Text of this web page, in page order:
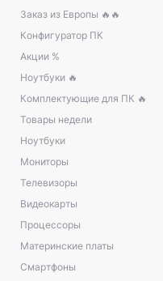
Заказ из Европы 🔥🔥
Конфигуратор ПК
Акции %
Ноутбуки 🔥
Комплектующие для ПК 🔥
Товары недели
Ноутбуки
Мониторы
Телевизоры
Видеокарты
Процессоры
Материнские платы
Смартфоны